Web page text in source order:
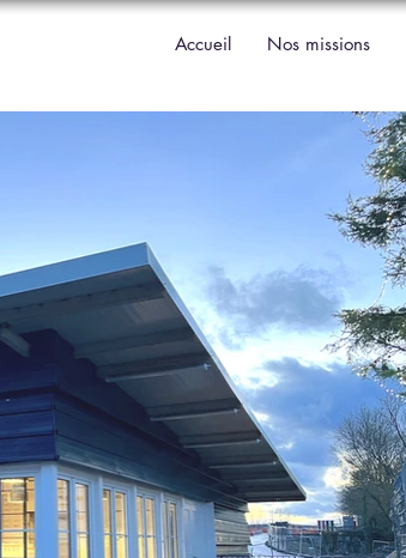
Accueil Nos missions